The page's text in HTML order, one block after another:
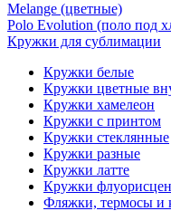
Melange (цветные)
Polo Evolution (поло под
Кружки для сублимации
Кружки белые
Кружки цветные
Кружки хамелеон
Кружки c принтом
Кружки стеклянные
Кружки разные
Кружки латте
Кружки
Фляжки, термосы и